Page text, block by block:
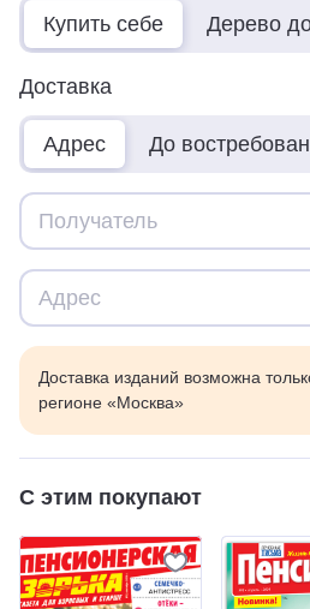
Купить себе Дерево
Доставка
Адрес До
Доставка изданий возможна
регионе «Москва»
С этим покупают